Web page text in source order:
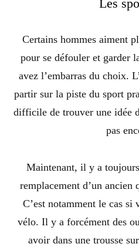
Les
Certains hommes aiment
pour se défouler et garder
avez l’embarras du choix.
partir sur la piste du sport
difficile de trouver une idée
pas
Maintenant, il y a
remplacement d’un ancien
C’est notamment le cas
vélo. Il y a forcément des
avoir dans une trousse